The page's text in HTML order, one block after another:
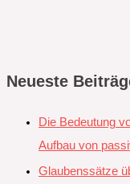
Neueste
Die Bedeutung
Aufbau von
Glaubenssätze